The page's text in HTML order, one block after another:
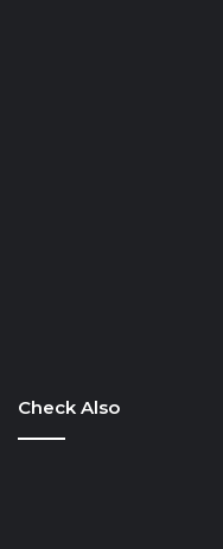
Check Also